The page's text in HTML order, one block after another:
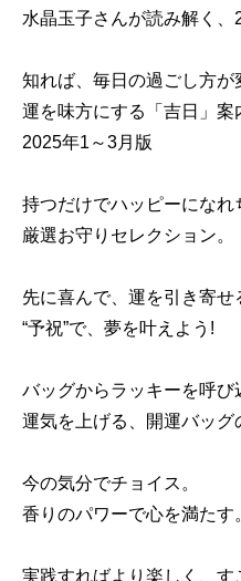
水晶玉子さんが読み解く、
知れば、毎日の過ごし方が
運を味方にする「吉日」案
2025年1～3月版
持つだけでハッピーになれ
厳選お守りセレクション。
先に喜んで、運を引き寄せ
“予祝”で、夢を叶えよう!
バッグからラッキーを呼び
運気を上げる、開運バッグ
今の気分でチョイス。
香りのパワーで心を満たす
実践すればより楽しく、す